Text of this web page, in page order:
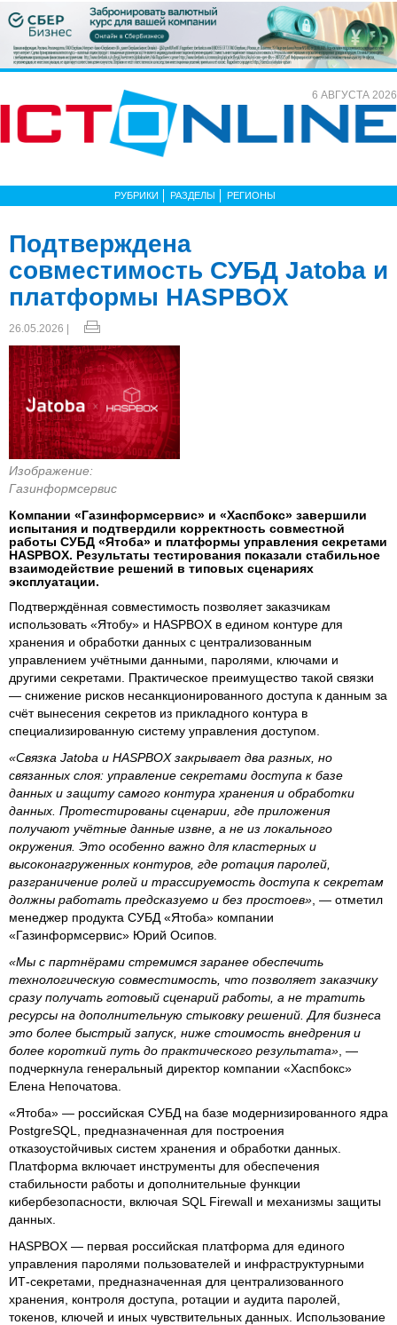
6 АВГУСТА 2026
РУБРИКИ РАЗДЕЛЫ РЕГИОНЫ
Подтверждена
совместимость СУБД Jatoba и
платформы HASPBOX
26.05.2026 |
Изображение:
Газинформсервис
Компании «Газинформсервис» и «Хаспбокс» завершили
испытания и подтвердили корректность совместной
работы СУБД «Ятоба» и платформы управления секретами
HASPBOX. Результаты тестирования показали стабильное
взаимодействие решений в типовых сценариях
эксплуатации.
Подтверждённая совместимость позволяет заказчикам
использовать «Ятобу» и HASPBOX в едином контуре для
хранения и обработки данных с централизованным
управлением учётными данными, паролями, ключами и
другими секретами. Практическое преимущество такой связки
— снижение рисков несанкционированного доступа к данным за
счёт вынесения секретов из прикладного контура в
специализированную систему управления доступом.
«Связка Jatoba и HASPBOX закрывает два разных, но
связанных слоя: управление секретами доступа к базе
данных и защиту самого контура хранения и обработки
данных. Протестированы сценарии, где приложения
получают учётные данные извне, а не из локального
окружения. Это особенно важно для кластерных и
высоконагруженных контуров, где ротация паролей,
разграничение ролей и трассируемость доступа к секретам
должны работать предсказуемо и без простоев» , — отметил
менеджер продукта СУБД «Ятоба» компании
«Газинформсервис» Юрий Осипов.
«Мы с партнёрами стремимся заранее обеспечить
технологическую совместимость, что позволяет заказчику
сразу получать готовый сценарий работы, а не тратить
ресурсы на дополнительную стыковку решений. Для бизнеса
это более быстрый запуск, ниже стоимость внедрения и
более короткий путь до практического результата» , —
подчеркнула генеральный директор компании «Хаспбокс»
Елена Непочатова.
«Ятоба» — российская СУБД на базе модернизированного ядра
PostgreSQL, предназначенная для построения
отказоустойчивых систем хранения и обработки данных.
Платформа включает инструменты для обеспечения
стабильности работы и дополнительные функции
кибербезопасности, включая SQL Firewall и механизмы защиты
данных.
HASPBOX — первая российская платформа для единого
управления паролями пользователей и инфраструктурными
ИТ-секретами, предназначенная для централизованного
хранения, контроля доступа, ротации и аудита паролей,
токенов, ключей и иных чувствительных данных. Использование